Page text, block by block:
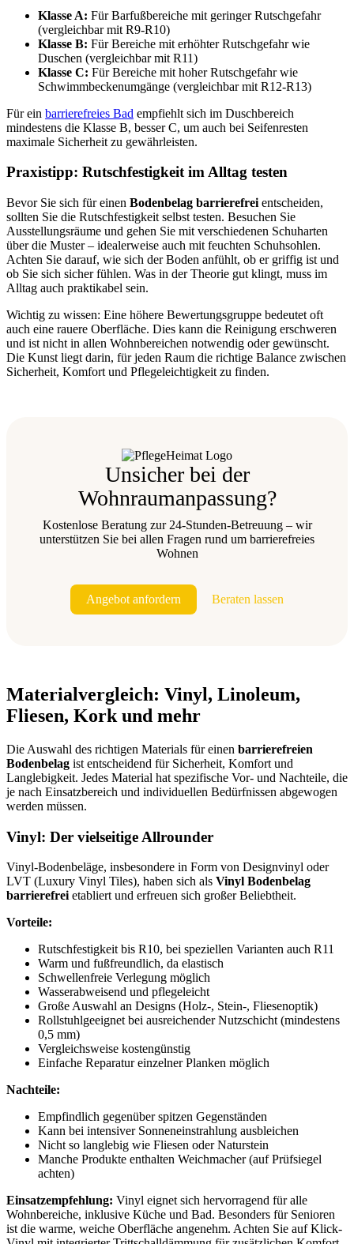
Klasse A: Für Barfußbereiche mit geringer Rutschgefahr
(vergleichbar mit R9-R10)
Klasse B: Für Bereiche mit erhöhter Rutschgefahr wie
Duschen (vergleichbar mit R11)
Klasse C: Für Bereiche mit hoher Rutschgefahr wie
Schwimmbeckenumgänge (vergleichbar mit R12-R13)
Für ein barrierefreies Bad empfiehlt sich im Duschbereich
mindestens die Klasse B, besser C, um auch bei Seifenresten
maximale Sicherheit zu gewährleisten.
Praxistipp: Rutschfestigkeit im Alltag testen
Bevor Sie sich für einen Bodenbelag barrierefrei entscheiden,
sollten Sie die Rutschfestigkeit selbst testen. Besuchen Sie
Ausstellungsräume und gehen Sie mit verschiedenen Schuharten
über die Muster – idealerweise auch mit feuchten Schuhsohlen.
Achten Sie darauf, wie sich der Boden anfühlt, ob er griffig ist und
ob Sie sich sicher fühlen. Was in der Theorie gut klingt, muss im
Alltag auch praktikabel sein.
Wichtig zu wissen: Eine höhere Bewertungsgruppe bedeutet oft
auch eine rauere Oberfläche. Dies kann die Reinigung erschweren
und ist nicht in allen Wohnbereichen notwendig oder gewünscht.
Die Kunst liegt darin, für jeden Raum die richtige Balance zwischen
Sicherheit, Komfort und Pflegeleichtigkeit zu finden.
Unsicher bei der
Wohnraumanpassung?
Kostenlose Beratung zur 24-Stunden-Betreuung – wir
unterstützen Sie bei allen Fragen rund um barrierefreies
Wohnen
Angebot anfordern Beraten lassen
Materialvergleich: Vinyl, Linoleum,
Fliesen, Kork und mehr
Die Auswahl des richtigen Materials für einen barrierefreien
Bodenbelag ist entscheidend für Sicherheit, Komfort und
Langlebigkeit. Jedes Material hat spezifische Vor- und Nachteile, die
je nach Einsatzbereich und individuellen Bedürfnissen abgewogen
werden müssen.
Vinyl: Der vielseitige Allrounder
Vinyl-Bodenbeläge, insbesondere in Form von Designvinyl oder
LVT (Luxury Vinyl Tiles), haben sich als Vinyl Bodenbelag
barrierefreietabliert und erfreuen sich großer Beliebtheit.
Vorteile:
Rutschfestigkeit bis R10, bei speziellen Varianten auch R11
Warm und fußfreundlich, da elastisch
Schwellenfreie Verlegung möglich
Wasserabweisend und pflegeleicht
Große Auswahl an Designs (Holz-, Stein-, Fliesenoptik)
Rollstuhlgeeignet bei ausreichender Nutzschicht (mindestens
0,5 mm)
Vergleichsweise kostengünstig
Einfache Reparatur einzelner Planken möglich
Nachteile:
Empfindlich gegenüber spitzen Gegenständen
Kann bei intensiver Sonneneinstrahlung ausbleichen
Nicht so langlebig wie Fliesen oder Naturstein
Manche Produkte enthalten Weichmacher (auf Prüfsiegel
achten)
Einsatzempfehlung: Vinyl eignet sich hervorragend für alle
Wohnbereiche, inklusive Küche und Bad. Besonders für Senioren
ist die warme, weiche Oberfläche angenehm. Achten Sie auf Klick-